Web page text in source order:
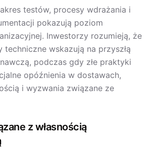
testów, procesy wdrażania i
pokazują poziom
Inwestorzy rozumieją, że
techniczne wskazują na przyszłą
podczas gdy złe praktyki
opóźnienia w dostawach,
i wyzwania związane ze
z własnością